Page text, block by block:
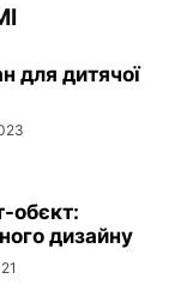
для дитячої
обєкт:
дизайну